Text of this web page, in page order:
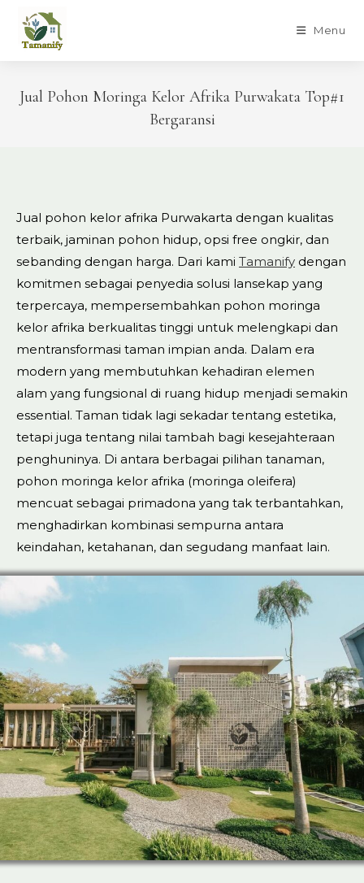
content
Menu
Jual Pohon Moringa Kelor Afrika Purwakata Top#1
Bergaransi
Jual pohon kelor afrika Purwakarta dengan kualitas
terbaik, jaminan pohon hidup, opsi free ongkir, dan
sebanding dengan harga. Dari kami Tamanify dengan
komitmen sebagai penyedia solusi lansekap yang
terpercaya, mempersembahkan pohon moringa
kelor afrika berkualitas tinggi untuk melengkapi dan
mentransformasi taman impian anda. Dalam era
modern yang membutuhkan kehadiran elemen
alam yang fungsional di ruang hidup menjadi semakin
essential. Taman tidak lagi sekadar tentang estetika,
tetapi juga tentang nilai tambah bagi kesejahteraan
penghuninya. Di antara berbagai pilihan tanaman,
pohon moringa kelor afrika (moringa oleifera)
mencuat sebagai primadona yang tak terbantahkan,
menghadirkan kombinasi sempurna antara
keindahan, ketahanan, dan segudang manfaat lain.